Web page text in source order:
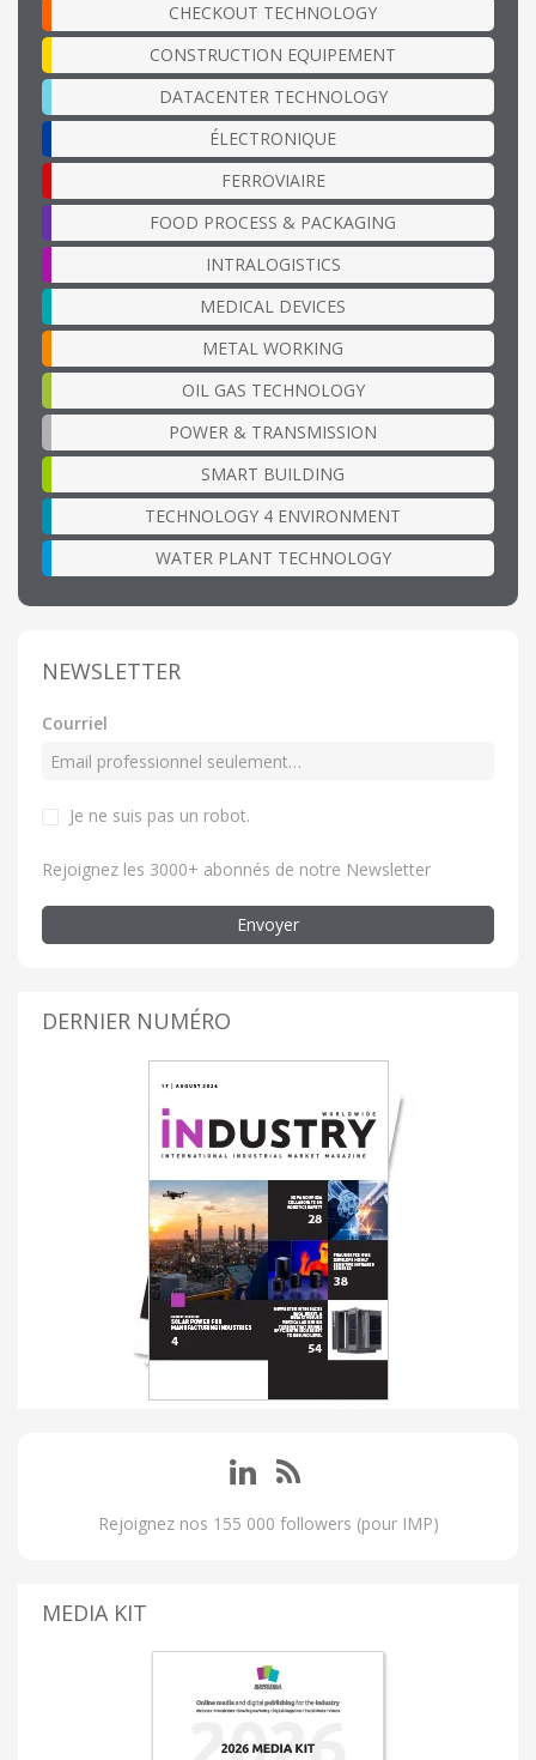
CHECKOUT TECHNOLOGY
CONSTRUCTION EQUIPEMENT
DATACENTER TECHNOLOGY
ÉLECTRONIQUE
FERROVIAIRE
FOOD PROCESS & PACKAGING
INTRALOGISTICS
MEDICAL DEVICES
METAL WORKING
OIL GAS TECHNOLOGY
POWER & TRANSMISSION
SMART BUILDING
TECHNOLOGY 4 ENVIRONMENT
WATER PLANT TECHNOLOGY
NEWSLETTER
Courriel
Je ne suis pas un robot.
Rejoignez les 3000+ abonnés de notre Newsletter
Envoyer
DERNIER NUMÉRO
Rejoignez nos 155 000 followers (pour IMP)
MEDIA KIT